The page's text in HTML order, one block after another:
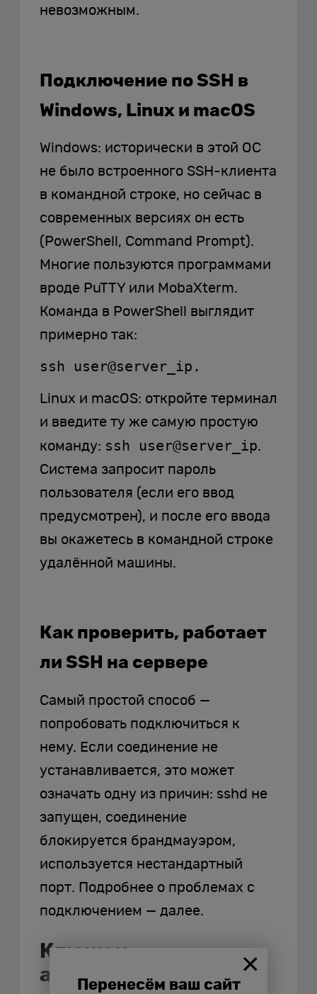
невозможным.
Подключение по SSH в
Windows, Linux и macOS
Windows: исторически в этой ОС
не было встроенного SSH-клиента
в командной строке, но сейчас в
современных версиях он есть
(PowerShell, Command Prompt).
Многие пользуются программами
вроде PuTTY или MobaXterm.
Команда в PowerShell выглядит
примерно так:
ssh user@server_ip.
Linux и macOS: откройте терминал
и введите ту же самую простую
команду: ssh user@server_ip.
Система запросит пароль
пользователя (если его ввод
предусмотрен), и после его ввода
вы окажетесь в командной строке
удалённой машины.
Как проверить, работает
ли SSH на сервере
Самый простой способ —
попробовать подключиться к
нему. Если соединение не
устанавливается, это может
означать одну из причин: sshd не
запущен, соединение
блокируется брандмауэром,
используется нестандартный
порт. Подробнее о проблемах с
подключением — далее.
Ключи и
аутентификация
Перенесём ваш сайт